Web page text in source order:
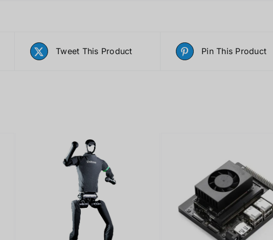
Tweet This Product Pin This Product